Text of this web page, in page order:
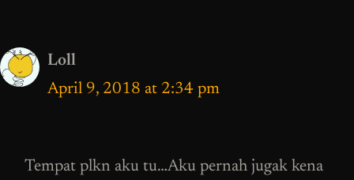
Loll
April 9, 2018 at 2:34 pm
Tempat plkn aku tu…Aku pernah jugak kena